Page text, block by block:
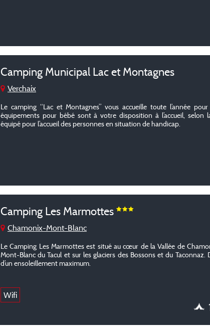
Camping Municipal Lac et Montagnes
Verchaix
Le camping “Lac et Montagnes” vous accueille toute l’année
équipements pour bébé sont à votre disposition à l’accueil, selon
équipé pour l’accueil des personnes en situation de handicap.
Camping Les Marmottes
Chamonix-Mont-Blanc
Le Camping Les Marmottes est situé au cœur de la Vallée de
Mont-Blanc du Tacul et sur les glaciers des Bossons et du
d’un ensoleillement maximum.
Wifi